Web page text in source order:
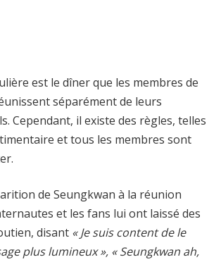
est le dîner que les membres de
séparément de leurs
Cependant, il existe des règles, telles
et tous les membres sont
de Seungkwan à la réunion
et les fans lui ont laissé des
disant « Je suis content de le
plus lumineux », « Seungkwan ah,